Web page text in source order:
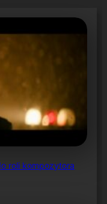
roli kompozytora